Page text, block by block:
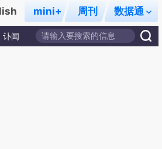
mini+ 周刊 数据通
讣闻